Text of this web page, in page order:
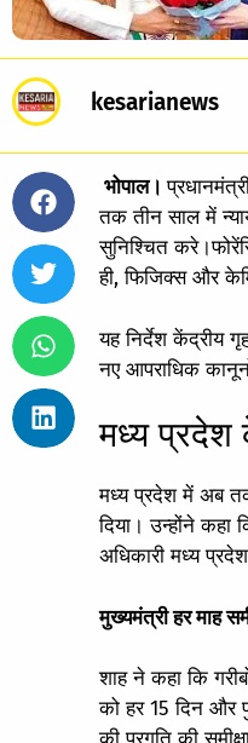
kesarianews
भोपाल।
तक तीन साल में
सुनिश्चित
ही, फिजिक्स और
यह निर्देश केंद्रीय
नए आपराधिक
मध्य प्रदेश
मध्य प्रदेश में अब
दिया। उन्होंने कहा
अधिकारी मध्य
मुख्यमंत्री हर माह
शाह ने कहा कि
को हर 15 दिन और